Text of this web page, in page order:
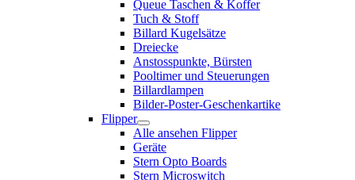
Queue Taschen & Koffer
Tuch & Stoff
Billard Kugelsätze
Dreiecke
Anstosspunkte, Bürsten
Pooltimer und Steuerungen
Billardlampen
Bilder-Poster-Geschenkartike
Flipper
Alle ansehen Flipper
Geräte
Stern Opto Boards
Stern Microswitch